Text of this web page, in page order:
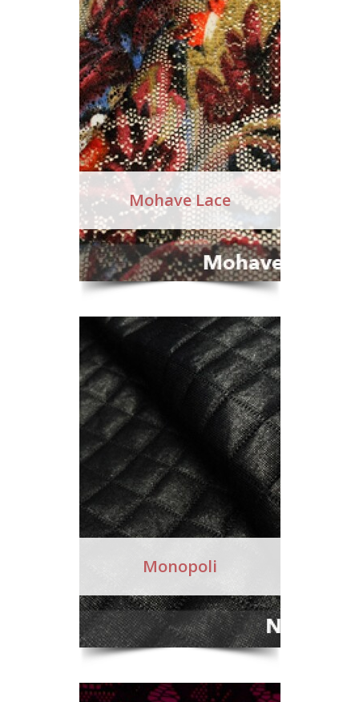
Mohave Lace
Monopoli